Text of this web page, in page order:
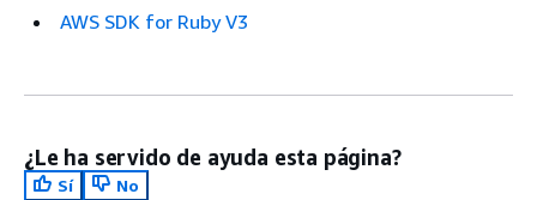
AWS SDK for Ruby V3
¿Le ha servido de ayuda esta página?
Sí
No